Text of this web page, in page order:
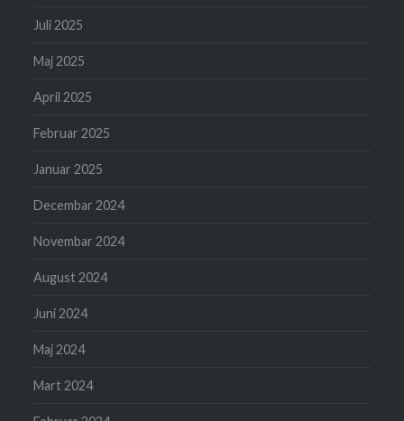
Juli 2025
Maj 2025
April 2025
Februar 2025
Januar 2025
Decembar 2024
Novembar 2024
August 2024
Juni 2024
Maj 2024
Mart 2024